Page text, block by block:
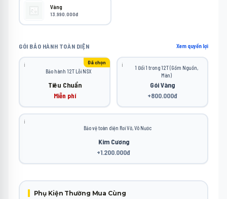
Vàng
13.990.000đ
GÓI BẢO HÀNH TOÀN DIỆN Xem quyền lợi
Đã chọn
ℹ️
Bảo hành 12T Lỗi NSX
Tiêu Chuẩn
Miễn phí
ℹ️
1 Đổi 1 trong 12T (Gồm Nguồn,
Màn)
Gói Vàng
+800.000đ
ℹ️
Bảo vệ toàn diện Rơi Vỡ, Vô Nước
Kim Cương
+1.200.000đ
Phụ Kiện Thường Mua Cùng